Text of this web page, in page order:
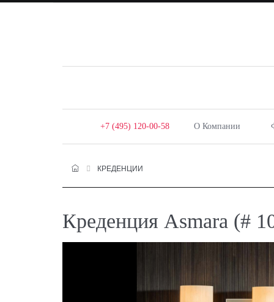
+7 (495) 120-00-58 О Компании
КРЕДЕНЦИИ
Креденция Asmara (#